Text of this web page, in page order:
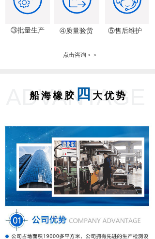
③批量生产 ⑤售后维护
点击咨询＞＞
④质量验货
④
船海橡胶 四 大优势
ADVANTAGE